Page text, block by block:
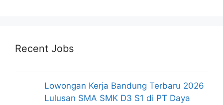
Recent Jobs
Lowongan Kerja Bandung Terbaru 2026
Lulusan SMA SMK D3 S1 di PT Daya